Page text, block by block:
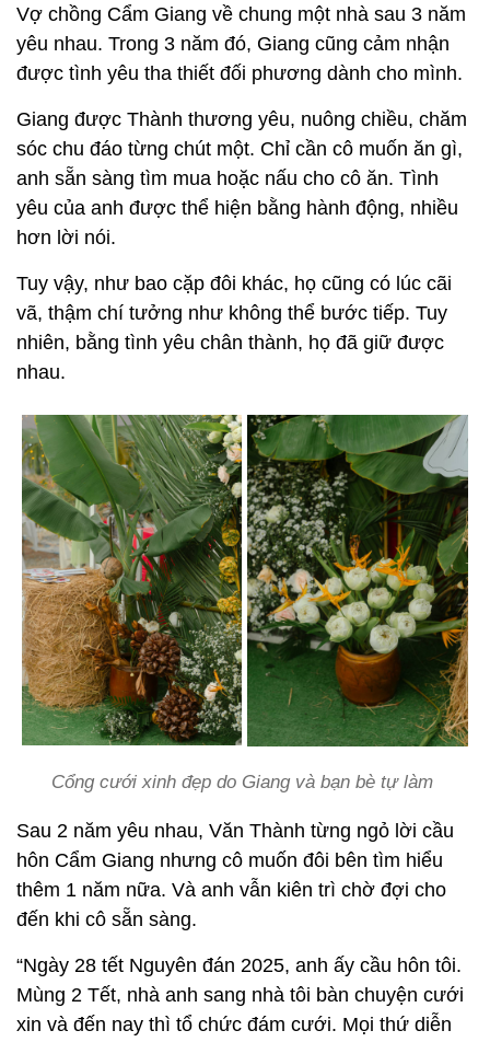
Vợ chồng Cẩm Giang về chung một nhà sau 3 năm
yêu nhau. Trong 3 năm đó, Giang cũng cảm nhận
được tình yêu tha thiết đối phương dành cho mình.
Giang được Thành thương yêu, nuông chiều, chăm
sóc chu đáo từng chút một. Chỉ cần cô muốn ăn gì,
anh sẵn sàng tìm mua hoặc nấu cho cô ăn. Tình
yêu của anh được thể hiện bằng hành động, nhiều
hơn lời nói.
Tuy vậy, như bao cặp đôi khác, họ cũng có lúc cãi
vã, thậm chí tưởng như không thể bước tiếp. Tuy
nhiên, bằng tình yêu chân thành, họ đã giữ được
nhau.
Cổng cưới xinh đẹp do Giang và bạn bè tự làm
Sau 2 năm yêu nhau, Văn Thành từng ngỏ lời cầu
hôn Cẩm Giang nhưng cô muốn đôi bên tìm hiểu
thêm 1 năm nữa. Và anh vẫn kiên trì chờ đợi cho
đến khi cô sẵn sàng.
“Ngày 28 tết Nguyên đán 2025, anh ấy cầu hôn tôi.
Mùng 2 Tết, nhà anh sang nhà tôi bàn chuyện cưới
xin và đến nay thì tổ chức đám cưới. Mọi thứ diễn